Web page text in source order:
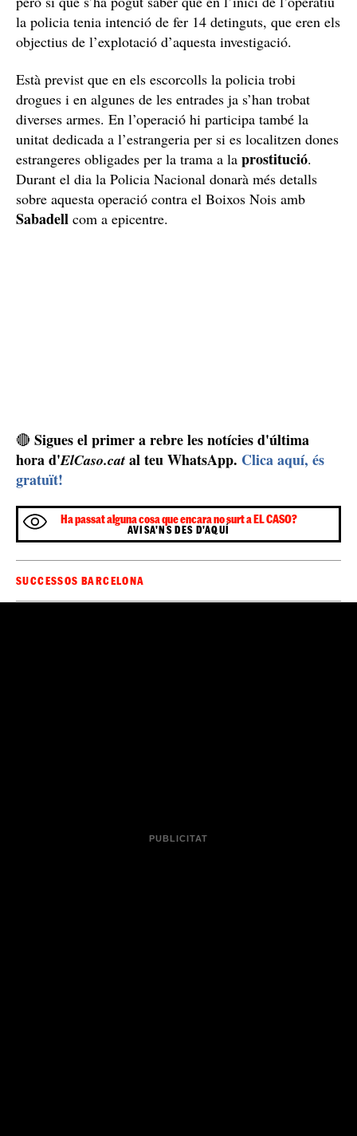
la policia tenia intenció de fer 14 detinguts, que eren els
objectius de l’explotació d’aquesta investigació.
Està previst que en els escorcolls la policia trobi
drogues i en algunes de les entrades ja s’han trobat
diverses armes. En l’operació hi participa també la
unitat dedicada a l’estrangeria per si es localitzen dones
estrangeres obligades per la trama a la prostitució.
Durant el dia la Policia Nacional donarà més detalls
sobre aquesta operació contra el Boixos Nois amb
Sabadell com a epicentre.
🔴 Sigues el primer a rebre les notícies d'última
hora d'ElCaso.cat al teu WhatsApp. Clica aquí, és
gratuït!
Ha passat alguna cosa que encara no surt a EL CASO?
AVISA'NS DES D'AQUÍ
SUCCESSOS BARCELONA